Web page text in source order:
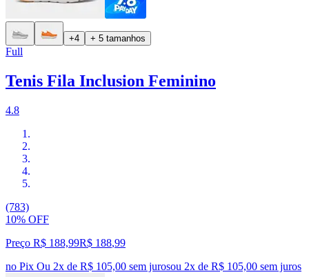
+4 + 5 tamanhos
Full
Tenis Fila Inclusion Feminino
4.8
(783)
10% OFF
Preço R$ 188,99R$ 188,99
no Pix Ou 2x de R$ 105,00 sem jurosou 2x de R$ 105,00 sem juros